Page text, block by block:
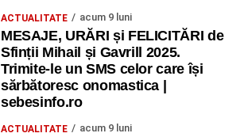
ACTUALITATE acum 9 luni
MESAJE, URĂRI și FELICITĂRI de
Sfinții Mihail și Gavrill 2025.
Trimite-le un SMS celor care își
sărbătoresc onomastica |
sebesinfo.ro
ACTUALITATE acum 9 luni